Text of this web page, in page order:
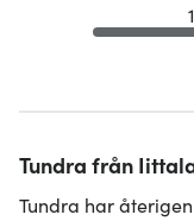
Tundra från
Tundra har